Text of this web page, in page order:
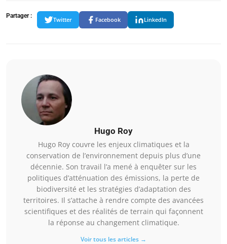
Partager :
Twitter Facebook LinkedIn
Hugo Roy
Hugo Roy couvre les enjeux climatiques et la
conservation de l’environnement depuis plus d’une
décennie. Son travail l’a mené à enquêter sur les
politiques d’atténuation des émissions, la perte de
biodiversité et les stratégies d’adaptation des
territoires. Il s’attache à rendre compte des avancées
scientifiques et des réalités de terrain qui façonnent
la réponse au changement climatique.
Voir tous les articles →